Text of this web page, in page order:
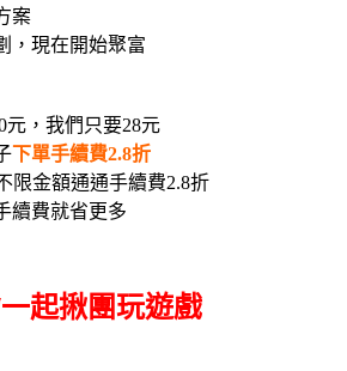
案
，現在開始聚富
元，我們只要28元
下單手續費2.8折
限金額通通手續費2.8折
續費就省更多
起揪團玩遊戲